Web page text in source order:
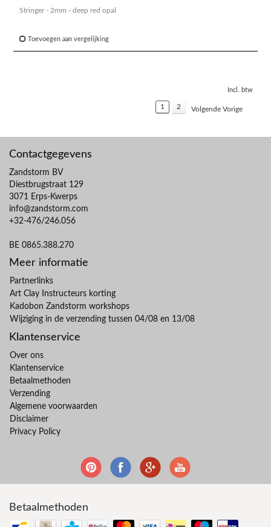
Stringer - 2mm - deep red opal
Toevoegen aan vergelijking
Incl. btw
1 2 Volgende Vorige
Contactgegevens
Zandstorm BV
Diestbrugstraat 129
3071 Erps-Kwerps
info@zandstorm.com
+32-476/246.056
BE 0865.388.270
Meer informatie
Partnerlinks
Art Clay Instructeurs korting
Kadobon Zandstorm workshops
Wijziging in de verzending tussen 04/08 en 13/08
Klantenservice
Over ons
Klantenservice
Betaalmethoden
Verzending
Algemene voorwaarden
Disclaimer
Privacy Policy
Betaalmethoden